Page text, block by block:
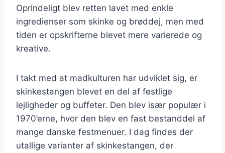
Oprindeligt blev retten lavet med enkle
ingredienser som skinke og brøddej, men med
tiden er opskrifterne blevet mere varierede og
kreative.
I takt med at madkulturen har udviklet sig, er
skinkestangen blevet en del af festlige
lejligheder og buffeter. Den blev især populær i
1970’erne, hvor den blev en fast bestanddel af
mange danske festmenuer. I dag findes der
utallige varianter af skinkestangen, der